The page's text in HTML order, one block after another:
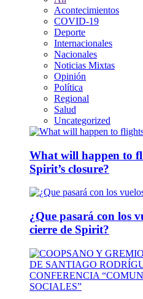
Acontecimientos
COVID-19
Deporte
Internacionales
Nacionales
Noticias Mixtas
Opinión
Política
Regional
Salud
Uncategorized
What will happen to
Spirit’s closure?
¿Que pasará con los
cierre de Spirit?